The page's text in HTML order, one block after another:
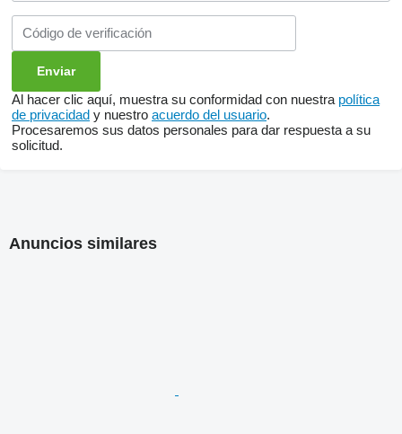
Al hacer clic aquí, muestra su conformidad con nuestra política
de privacidad y nuestro acuerdo del usuario.
Procesaremos sus datos personales para dar respuesta a su
solicitud.
Anuncios similares